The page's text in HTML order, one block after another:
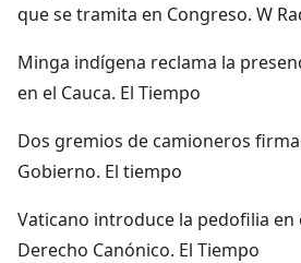
que se tramita en Congreso. W
Minga indígena reclama la
en el Cauca. El Tiempo
Dos gremios de camioneros
Gobierno. El tiempo
Vaticano introduce la pedofilia en
Derecho Canónico. El Tiempo